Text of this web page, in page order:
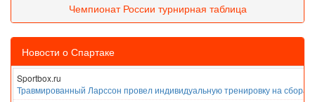
Чемпионат России турнирная таблица
Новости о Спартаке
Sportbox.ru
Травмированный Ларссон провел индивидуальную тренировку на